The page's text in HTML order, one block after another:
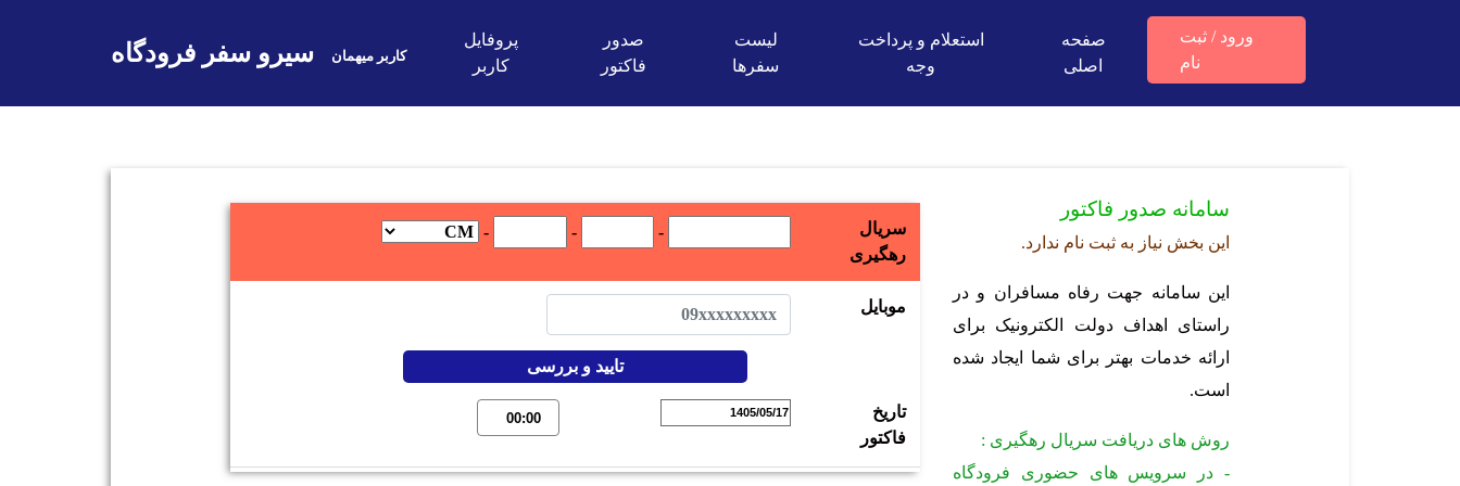
سیرو سفر فرودگاه کاربر میهمان
ورود / ثبت
نام
صفحه
اصلی
استعلام و پرداخت
وجه
لیست
سفرها
صدور
فاکتور
پروفایل
کاربر
سامانه صدور فاکتور
این بخش نیاز به ثبت نام ندارد.
این سامانه جهت رفاه مسافران و در
راستای اهداف دولت الکترونیک برای
ارائه خدمات بهتر برای شما ایجاد شده
است.
روش های دریافت سریال رهگیری :
- در سرویس های حضوری فرودگاه
سریال
رهگیری
-
-
-
موبایل
تاریخ
فاکتور